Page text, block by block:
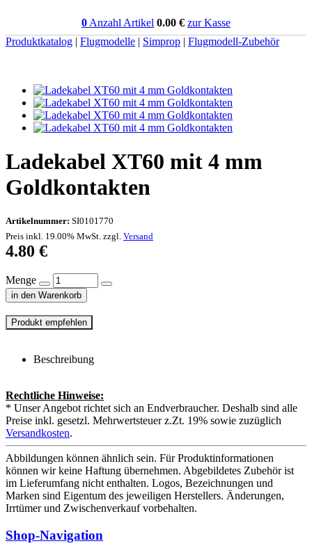
0 Anzahl Artikel 0.00 € zur Kasse
Produktkatalog | Flugmodelle | Simprop | Flugmodell-Zubehör
Ladekabel XT60 mit 4 mm
Goldkontakten
Artikelnummer: SI0101770
Preis inkl. 19.00% MwSt. zzgl. Versand
4.80 €
Menge
in den Warenkorb
Beschreibung
Rechtliche Hinweise:
* Unser Angebot richtet sich an Endverbraucher. Deshalb sind alle
Preise inkl. gesetzl. Mehrwertsteuer z.Zt. 19% sowie zuzüglich
Versandkosten.
Abbildungen können ähnlich sein. Für Produktinformationen
können wir keine Haftung übernehmen. Abgebildetes Zubehör ist
im Lieferumfang nicht enthalten. Logos, Bezeichnungen und
Marken sind Eigentum des jeweiligen Herstellers. Änderungen,
Irrtümer und Zwischenverkauf vorbehalten.
Shop-Navigation